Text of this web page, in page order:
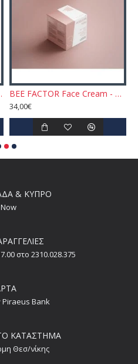
– 30ml BEE FACTOR Face Cream - AGELESS YOU™ Κρέμα Άμεσης Σύσφιξης & Μείωσης Ρυτίδων
34,00€
& ΚΥΠΡΟ
στο 2310.028.375
Piraeus Bank
ΚΑΤΑΣΤΗΜΑ
Θεσ/νίκης